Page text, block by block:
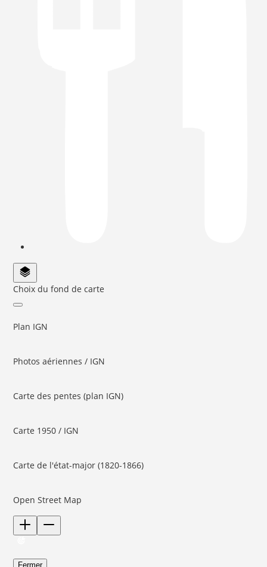
Choix du fond de carte
Plan IGN
Photos aériennes / IGN
Carte des pentes (plan IGN)
Carte 1950 / IGN
Carte de l'état-major (1820-1866)
Open Street Map
Fermer